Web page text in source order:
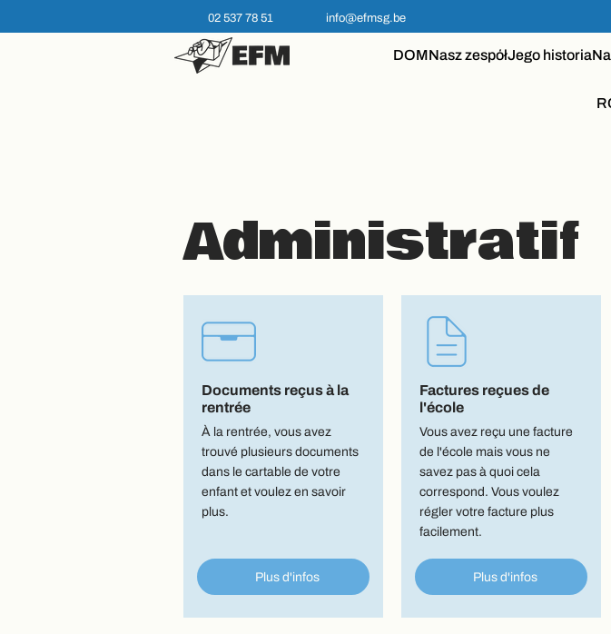
02 537 78 51 info@efmsg.be
DOMNasz zespółJego historia
Administratif
Documents reçus à la
rentrée
À la rentrée, vous avez
trouvé plusieurs documents
dans le cartable de votre
enfant et voulez en savoir
plus.
Plus d'infos
Factures reçues de
l'école
Vous avez reçu une facture
de l'école mais vous ne
savez pas à quoi cela
correspond. Vous voulez
régler votre facture plus
facilement.
Plus d'infos